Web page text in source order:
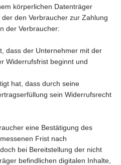
körperlichen Datenträger
den Verbraucher zur Zahlung
der Verbraucher:
dass der Unternehmer mit der
Widerrufsfrist beginnt und
hat, dass durch seine
sein Widerrufsrecht
eine Bestätigung des
Frist nach
bei Bereitstellung der nicht
befindlichen digitalen Inhalte,